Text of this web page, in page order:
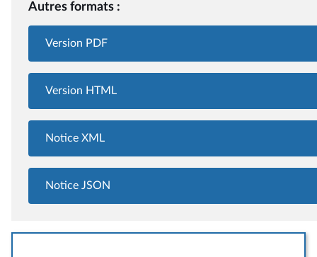
Autres formats :
Version PDF
Version HTML
Notice XML
Notice JSON